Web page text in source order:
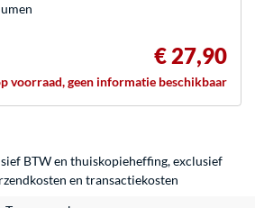
€ 27,90
voorraad, geen informatie beschikbaar
BTW en thuiskopieheffing, exclusief
en transactiekosten